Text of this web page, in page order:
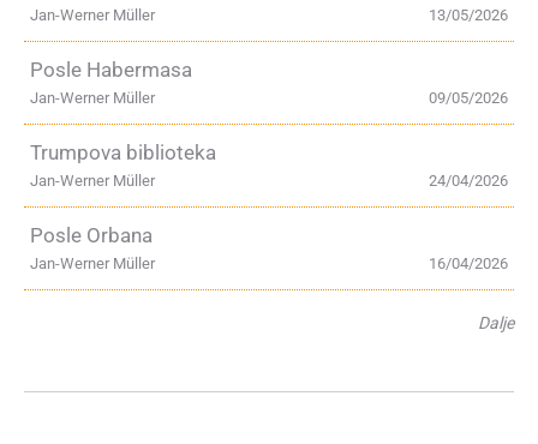
13/05/2026
Jan-Werner Müller
Posle Habermasa
09/05/2026
Jan-Werner Müller
Trumpova biblioteka
24/04/2026
Jan-Werner Müller
Posle Orbana
16/04/2026
Jan-Werner Müller
Dalje